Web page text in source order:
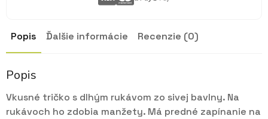
Popis Ďalšie informácie Recenzie (0)
Popis
Vkusné tričko s dlhým rukávom zo sivej bavlny. Na
rukávoch ho zdobia manžety. Má predné zapínanie na